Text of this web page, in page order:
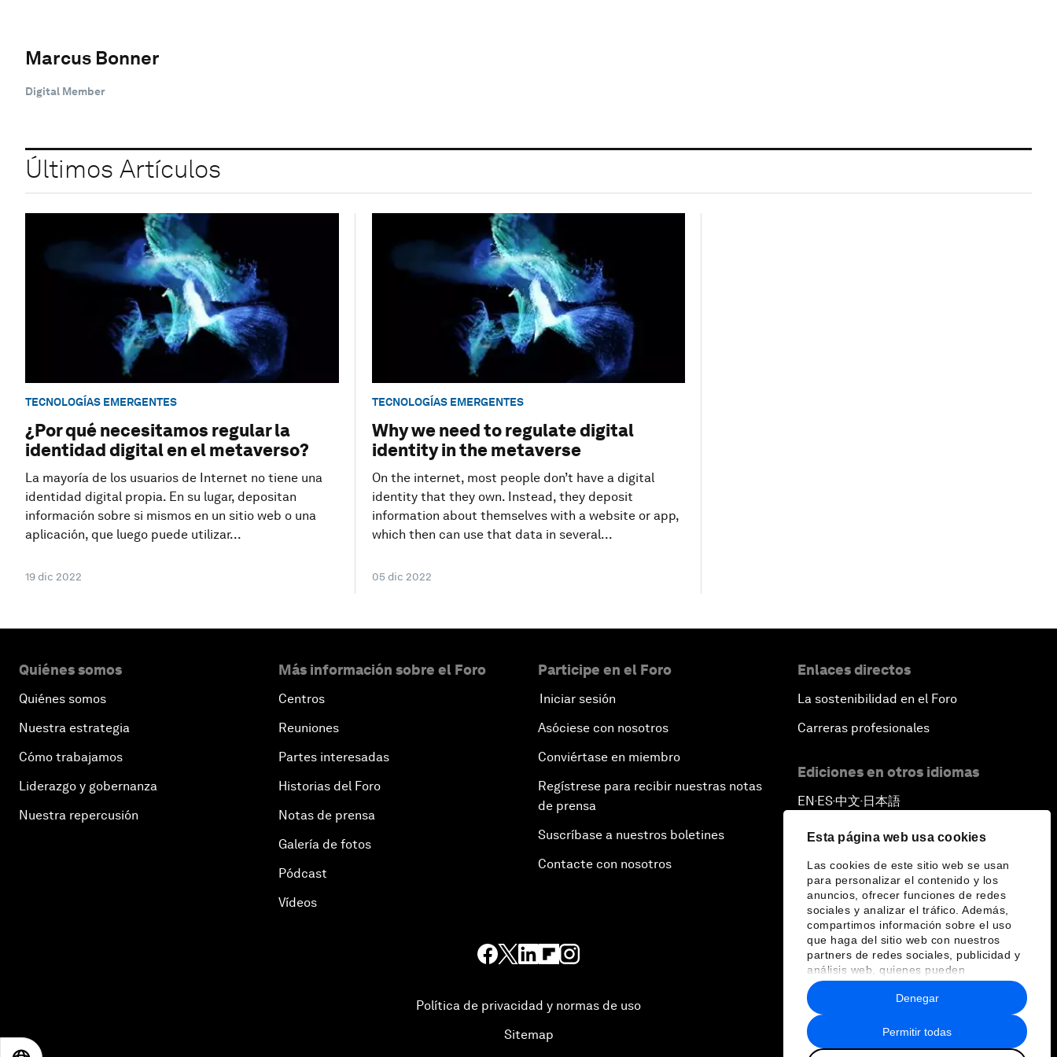
Esta página web usa cookies
Las cookies de este sitio web se usan
para personalizar el contenido y los
anuncios, ofrecer funciones de redes
sociales y analizar el tráfico. Además,
compartimos información sobre el uso
que haga del sitio web con nuestros
partners de redes sociales, publicidad y
análisis web, quienes pueden
combinarla con otra información que les
haya proporcionado o que hayan
recopilado a partir del uso que haya
hecho de sus servicios.
Permitir todas
Denegar
Marcus Bonner
Digital Member
Últimos Artículos
TECNOLOGÍAS EMERGENTES
¿Por qué necesitamos regular la
identidad digital en el metaverso?
La mayoría de los usuarios de Internet no tiene una
identidad digital propia. En su lugar, depositan
información sobre si mismos en un sitio web o una
aplicación, que luego puede utilizar...
19 dic 2022
TECNOLOGÍAS EMERGENTES
Why we need to regulate digital
identity in the metaverse
On the internet, most people don’t have a digital
identity that they own. Instead, they deposit
information about themselves with a website or app,
which then can use that data in several...
05 dic 2022
Quiénes somos
Quiénes somos
Nuestra estrategia
Cómo trabajamos
Liderazgo y gobernanza
Nuestra repercusión
Más información sobre el Foro
Centros
Reuniones
Partes interesadas
Historias del Foro
Notas de prensa
Galería de fotos
Pódcast
Vídeos
Participe en el Foro
Iniciar sesión
Asóciese con nosotros
Conviértase en miembro
Regístrese para recibir nuestras notas
de prensa
Suscríbase a nuestros boletines
Contacte con nosotros
Enlaces directos
La sostenibilidad en el Foro
Carreras profesionales
Ediciones en otros idiomas
EN ▪ ES▪中文▪ 日本語
Política de privacidad y normas de uso
Sitemap